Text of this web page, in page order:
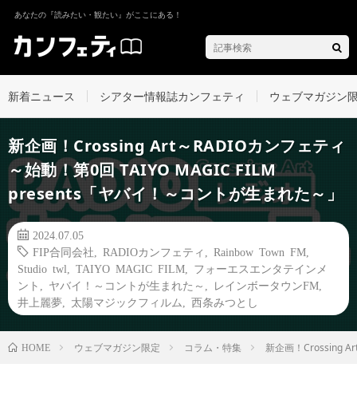
あなたの『読みたい・観たい』がここにある！
新着ニュース シアター情報誌カンフェティ ウェブマガジン
新企画！Crossing Art～RADIOカンフェティ
～始動！第0回 TAIYO MAGIC FILM
presents「ヤバイ！～コントが生まれた～」
2024.07.05
FIP合同会社
RADIOカンフェティ Rainbow Town FM
Studio twl
TAIYO MAGIC FILM
フォーエスエンタテインメ
ント
ヤバイ！～コントが生まれた～ レインボータウンFM
井上麗夢
太陽マジックフィルム 西条みつとし
HOME ウェブマガジン限定 コラム・特集 新企画！Crossing